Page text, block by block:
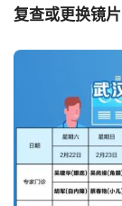
复查或更换镜片